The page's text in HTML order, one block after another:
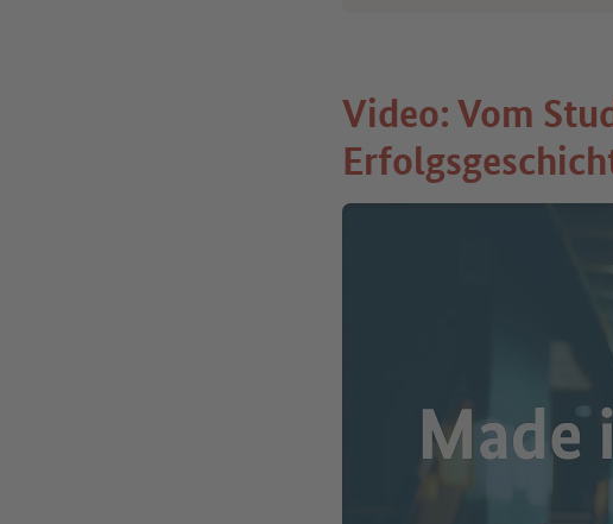
Video: Vom